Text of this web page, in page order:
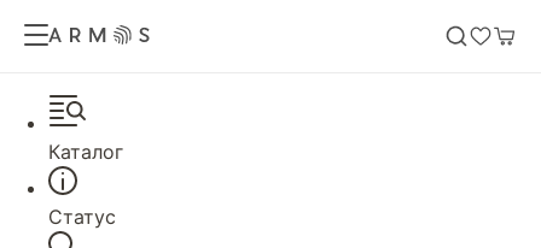
Каталог
Статус